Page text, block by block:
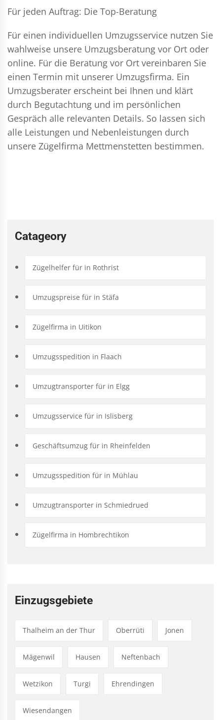
Für jeden Auftrag: Die Top-Beratung
Für einen individuellen Umzugsservice nutzen Sie
wahlweise unsere Umzugsberatung vor Ort oder
online. Für die Beratung vor Ort vereinbaren Sie
einen Termin mit unserer Umzugsfirma. Ein
Umzugsberater erscheint bei Ihnen und klärt
durch Begutachtung und im persönlichen
Gespräch alle relevanten Details. So lassen sich
alle Leistungen und Nebenleistungen durch
unsere Zügelfirma Mettmenstetten bestimmen.
Catageory
Zügelhelfer für in Rothrist
Umzugspreise für in Stäfa
Zügelfirma in Uitikon
Umzugsspedition in Flaach
Umzugtransporter für in Elgg
Umzugsservice für in Islisberg
Geschäftsumzug für in Rheinfelden
Umzugsspedition für in Mühlau
Umzugtransporter in Schmiedrued
Zügelfirma in Hombrechtikon
Einzugsgebiete
Thalheim an der Thur Oberrüti Jonen
Mägenwil Hausen Neftenbach
Wetzikon Turgi Ehrendingen
Wiesendangen